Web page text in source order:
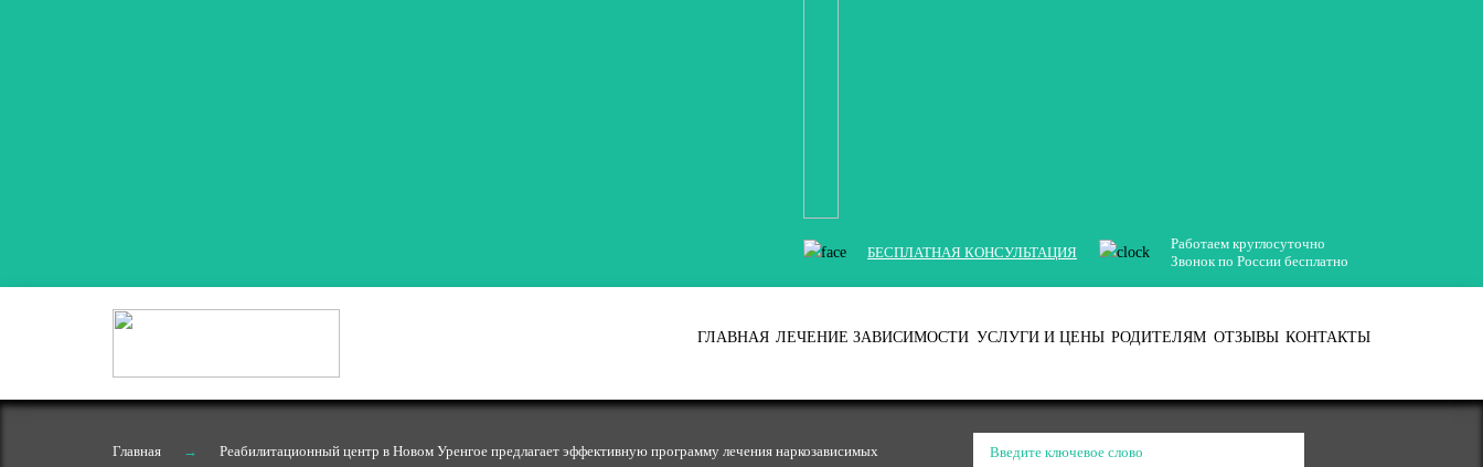
БЕСПЛАТНАЯ КОНСУЛЬТАЦИЯ
Работаем круглосуточно
Звонок по России бесплатно
ГЛАВНАЯ ЛЕЧЕНИЕ ЗАВИСИМОСТИ УСЛУГИ И ЦЕНЫ РОДИТЕЛЯМ ОТЗЫВЫ КОНТАКТЫ
Главная → Реабилитационный центр в Новом Уренгое предлагает эффективную программу лечения наркозависимых